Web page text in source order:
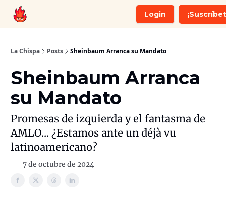
Login
La Chispa Posts Sheinbaum Arranca su Mandato
Sheinbaum Arranca
su Mandato
Promesas de izquierda y el fantasma de
AMLO... ¿Estamos ante un déjà vu
latinoamericano?
7 de octubre de 2024